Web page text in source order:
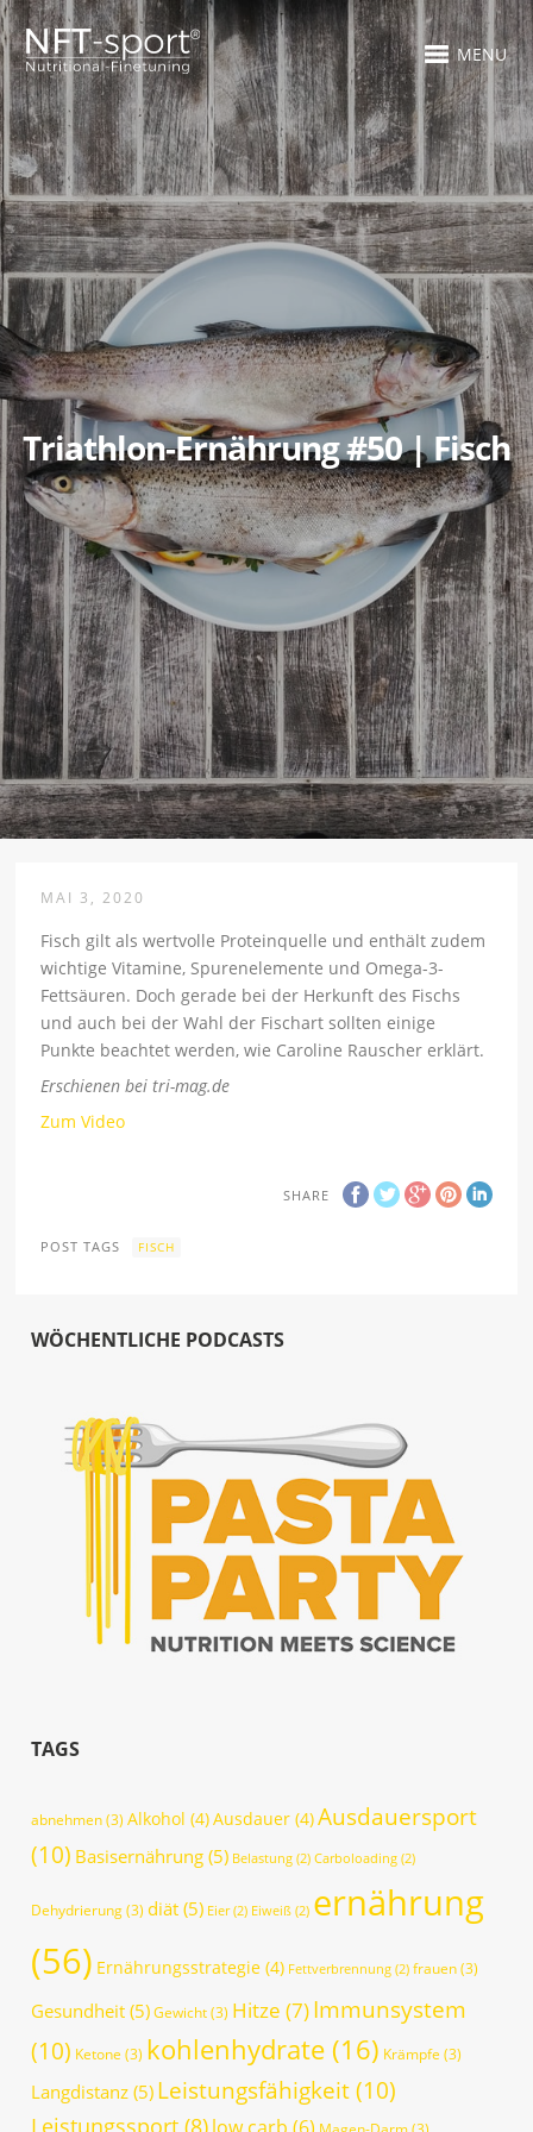
MENU
Triathlon-Ernährung #50 | Fisch
MAI 3, 2020
Fisch gilt als wertvolle Proteinquelle und enthält zudem
wichtige Vitamine, Spurenelemente und Omega-3-
Fettsäuren. Doch gerade bei der Herkunft des Fischs
und auch bei der Wahl der Fischart sollten einige
Punkte beachtet werden, wie Caroline Rauscher erklärt.
Erschienen bei tri-mag.de
Zum Video
SHARE
POST TAGS FISCH
WÖCHENTLICHE PODCASTS
TAGS
abnehmen(3) Alkohol (4)Ausdauer (4)Ausdauersport
(10) Basisernährung (5) Belastung (2) Carboloading (2)
Dehydrierung(3) diät (5) Eier(2) Eiweiß (2) ernährung
(56) Ernährungsstrategie (4) Fettverbrennung (2) frauen(3)
Gesundheit (5)Gewicht(3) Hitze (7)Immunsystem
(10) Ketone (3) kohlenhydrate (16) Krämpfe (3)
Langdistanz (5) Leistungsfähigkeit(10)